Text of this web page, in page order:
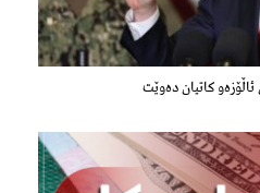
کاتیان دەوێت